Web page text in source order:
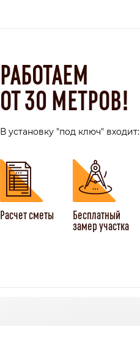
РАБОТАЕМ
ОТ 30 МЕТРОВ!
В установку "под ключ" входит:
Расчет сметы Бесплатный
замер участка